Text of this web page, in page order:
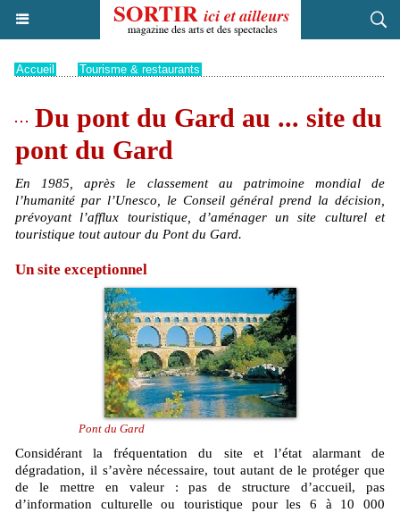
Accueil Tourisme & restaurants
Du pont du Gard au ... site du
pont du Gard
En 1985, après le classement au patrimoine mondial de
l’humanité par l’Unesco, le Conseil général prend la décision,
prévoyant l’afflux touristique, d’aménager un site culturel et
touristique tout autour du Pont du Gard.
Un site exceptionnel
Pont du Gard
Considérant la fréquentation du site et l’état alarmant de
dégradation, il s’avère nécessaire, tout autant de le protéger que
de le mettre en valeur : pas de structure d’accueil, pas
d’information culturelle ou touristique pour les 6 à 10 000